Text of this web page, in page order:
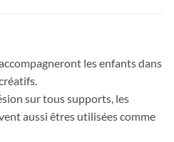
les enfants dans
sur tous supports, les
aussi êtres utilisées comme